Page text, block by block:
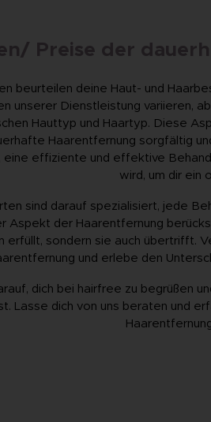
Preise der
beurteilen deine Haut- und
unserer Dienstleistung variieren,
Hauttyp und Haartyp. Diese
Haarentfernung sorgfältig
eine effiziente und effektive
wird, um dir ein
sind darauf spezialisiert, jede
Aspekt der Haarentfernung
erfüllt, sondern sie auch übertrifft.
und erlebe den
dich bei hairfree zu begrüßen
Lasse dich von uns beraten und